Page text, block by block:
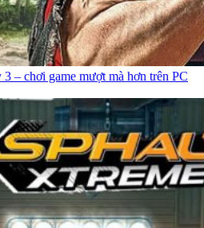
– chơi game mượt mà hơn trên PC